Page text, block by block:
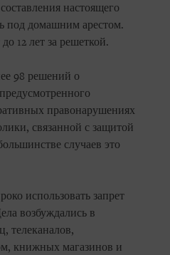
настоящего
под домашним арестом.
12 лет за решеткой.
98 решений о
правонарушениях
связанной с защитой
случаев это
использовать запрет
возбуждались в
телеканалов,
книжных магазинов и